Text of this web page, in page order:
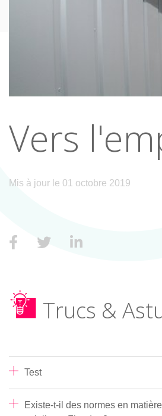
Vers
Mis à jour le 01 octobre 2019
Trucs &
Test
Existe-t-il des normes en